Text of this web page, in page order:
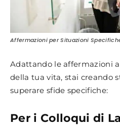
Affermazioni per Situazioni
Adattando le affermazioni
della tua vita, stai creando
superare sfide specifiche:
Per i Colloqui di